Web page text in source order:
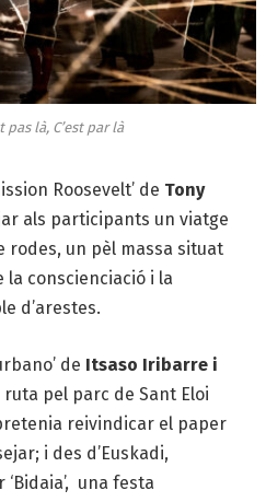
pas là, C’est par là
Roosevelt’ de Tony
als participants un viatge
rodes, un pèl massa situat
conscienciació i la
d’arestes.
de Itsaso Iribarre i
ruta pel parc de Sant Eloi
reivindicar el paper
i des d’Euskadi,
una festa